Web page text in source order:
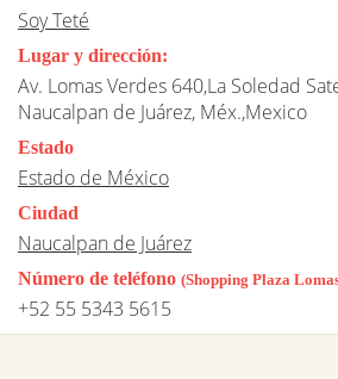
Soy Teté
Lugar y dirección:
Av. Lomas Verdes 640,La Soledad
Naucalpan de Juárez, Méx.,Mexico
Estado
Estado de México
Ciudad
Naucalpan de Juárez
Número de teléfono (Shopping Plaza
+52 55 5343 5615